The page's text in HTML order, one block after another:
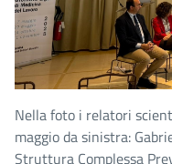
Nella foto i relatori
maggio da sinistra:
Struttura Complessa